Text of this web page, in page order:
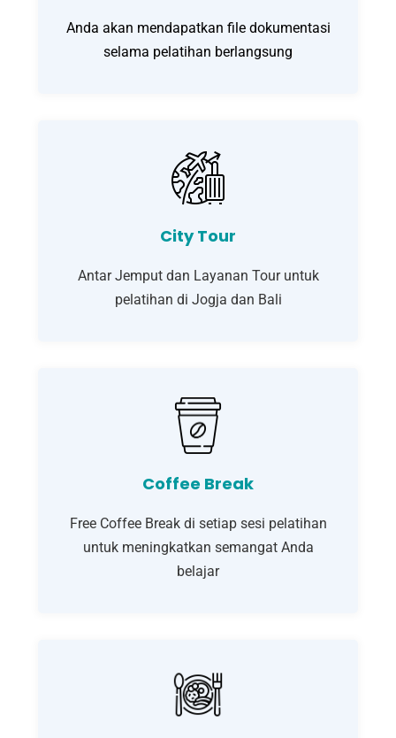
Anda akan mendapatkan file dokumentasi
selama pelatihan berlangsung
City Tour
Antar Jemput dan Layanan Tour untuk
pelatihan di Jogja dan Bali
Coffee Break
Free Coffee Break di setiap sesi pelatihan
untuk meningkatkan semangat Anda
belajar